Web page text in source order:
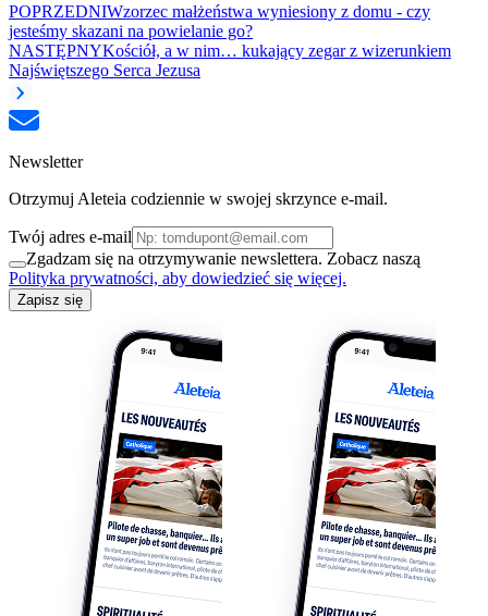
POPRZEDNIWzorzec małżeństwa wyniesiony z domu - czy
jesteśmy skazani na powielanie go?
NASTĘPNYKościół, a w nim… kukający zegar z wizerunkiem
Najświętszego Serca Jezusa
Newsletter
Otrzymuj Aleteia codziennie w swojej skrzynce e-mail.
Twój adres e-mail
Zgadzam się na otrzymywanie newslettera. Zobacz naszą
Polityka prywatności, aby dowiedzieć się więcej.
Zapisz się